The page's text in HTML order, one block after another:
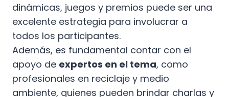
dinámicas, juegos y premios puede ser una
excelente estrategia para involucrar a
todos los participantes.
Además, es fundamental contar con el
apoyo de expertos en el tema, como
profesionales en reciclaje y medio
ambiente, quienes pueden brindar charlas y